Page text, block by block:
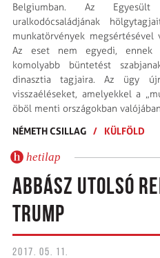
Belgiumban. Az
uralkodócsaládjának
munkatörvények megsértésével
Az eset nem egyedi, ennek
komolyabb büntetést
dinasztia tagjaira. Az ügy
visszaéléseket, amelyekkel a
öböl menti országokban
NÉMETH CSILLAG / KÜLFÖLD
hetilap
ABBÁSZ UTOLSÓ
TRUMP
2017. 05. 11.